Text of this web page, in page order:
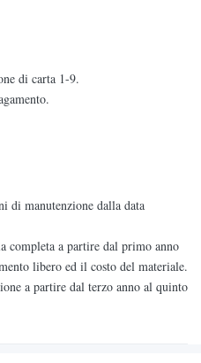
di carta 1-9.
di manutenzione dalla data
completa a partire dal primo anno
libero ed il costo del materiale.
a partire dal terzo anno al quinto